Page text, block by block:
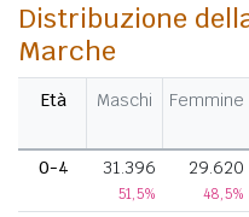
Distribuzione
Marche
Età Maschi Femmine
0-4
31.396
51,5%
29.620
48,5%